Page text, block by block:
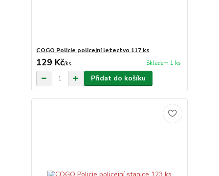
COGO Policie policejní letectvo 117 ks
129 Kč/ks Skladem 1 ks
Přidat do košíku